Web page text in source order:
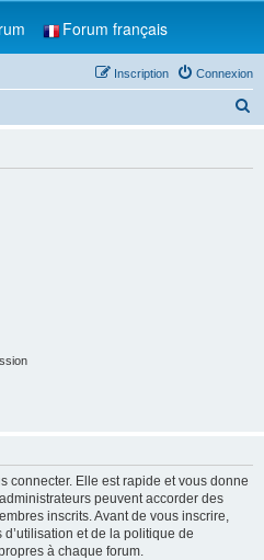
Forum français
Connexion
Inscription
connecter. Elle est rapide et vous donne
peuvent accorder des
inscrits. Avant de vous inscrire,
et de la politique de
à chaque forum.